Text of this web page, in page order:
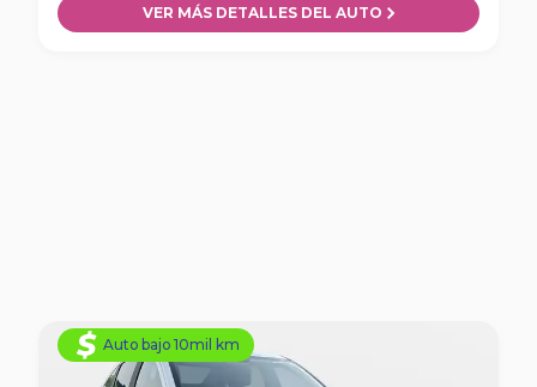
VER MÁS DETALLES DEL AUTO
Auto bajo 10mil km